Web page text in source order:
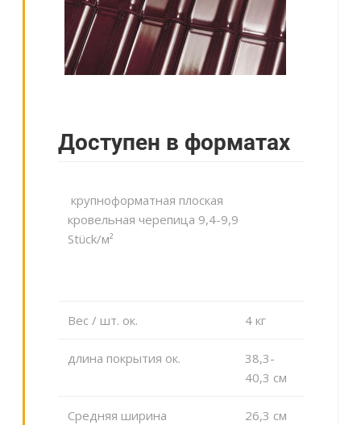
Доступен в форматах
крупноформатная плоская
кровельная черепица 9,4-9,9
Stück/м²
Вес / шт. ок. 4 кг
длина покрытия ок.
38,3-
40,3 cм
Средняя ширина
26,3 cм